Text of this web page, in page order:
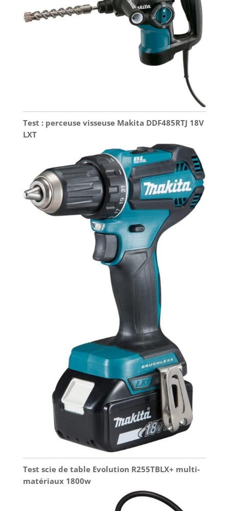
Test : perceuse visseuse Makita DDF485RTJ 18V
LXT
Test scie de table Evolution R255TBLX+ multi-
matériaux 1800w